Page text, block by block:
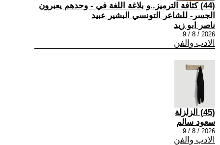
(44) كثافة الترميز..و بلاغة اللغة في - وحدهم يعبرون
الجسر- للشاعر التونسي البشير عبيد
ناصر ابو زيد
2026 / 8 / 9
الادب والفن
(45) الزلزلة
سعود سالم
2026 / 8 / 9
الادب والفن